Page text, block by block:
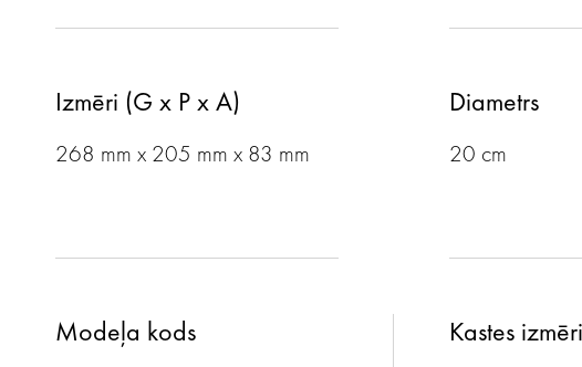
Izmēri (G x P x A)
268 mm x 205 mm x 83 mm
Diametrs
20 cm
Modeļa kods Kastes izmēri